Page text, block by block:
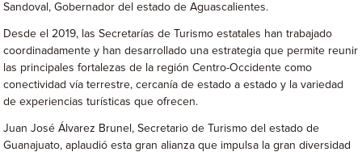
Sandoval, Gobernador del estado de Aguascalientes.
Desde el 2019, las Secretarías de Turismo estatales han trabajado
coordinadamente y han desarrollado una estrategia que permite reunir
las principales fortalezas de la región Centro-Occidente como
conectividad vía terrestre, cercanía de estado a estado y la variedad
de experiencias turísticas que ofrecen.
Juan José Álvarez Brunel, Secretario de Turismo del estado de
Guanajuato, aplaudió esta gran alianza que impulsa la gran diversidad